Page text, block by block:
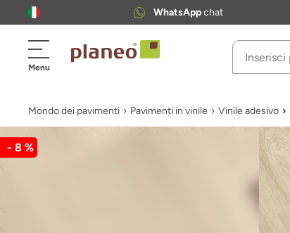
WhatsAppchat
Menu
Mondo dei pavimenti Pavimenti in vinile Vinile adesivo
- 8 %